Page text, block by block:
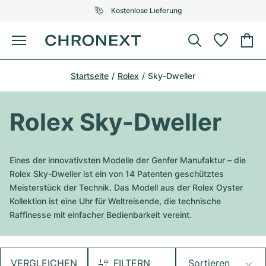
Kostenlose Lieferung
Menü
AUSGEWÄHLTE MARKEN
Alle Rolex Modelle
Top-Modelle
Omega
Alle Omega Modelle
Patek Philippe
Top-Modelle
Audemars Piguet
Alle Audemars Piguet Modelle
Cartier
Certified Pre-Owned
Schmuck
AUSGEWÄHLTE MARKEN
Tiffany
Louis Vuitton
Gebauer & Gebauer
Neuzugänge
Startseite Rolex Sky-Dweller
Rolex Sky-Dweller
Eines der innovativsten Modelle der Genfer Manufaktur – die
Rolex Sky-Dweller ist ein von 14 Patenten geschütztes
Meisterstück der Technik. Das Modell aus der Rolex Oyster
Kollektion ist eine Uhr für Weltreisende, die technische
Raffinesse mit einfacher Bedienbarkeit vereint.
VERGLEICHEN FILTERN Sortieren